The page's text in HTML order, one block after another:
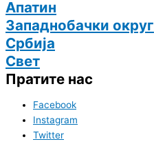
Апатин
Западнобачки округ
Србија
Свет
Пратите нас
Facebook
Instagram
Twitter